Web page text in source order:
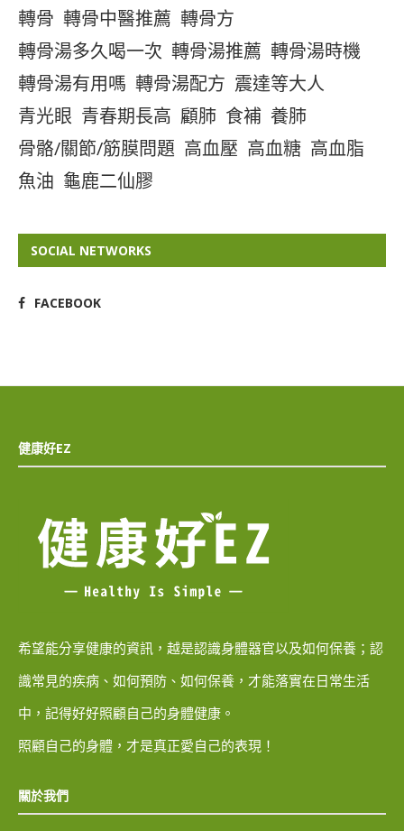
轉骨 轉骨中醫推薦 轉骨方
轉骨湯多久喝一次 轉骨湯推薦 轉骨湯時機
轉骨湯有用嗎 轉骨湯配方 震達等大人
青光眼 青春期長高 顧肺 食補 養肺
骨骼/關節/筋膜問題 高血壓 高血糖 高血脂
魚油 龜鹿二仙膠
SOCIAL NETWORKS
FACEBOOK
健康好EZ
希望能分享健康的資訊，越是認識身體器官以及如何保養；認
識常見的疾病、如何預防、如何保養，才能落實在日常生活
中，記得好好照顧自己的身體健康。
照顧自己的身體，才是真正愛自己的表現！
關於我們